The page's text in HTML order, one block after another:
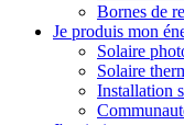
Bornes de
Je produis mon
Solaire
Solaire
Installation